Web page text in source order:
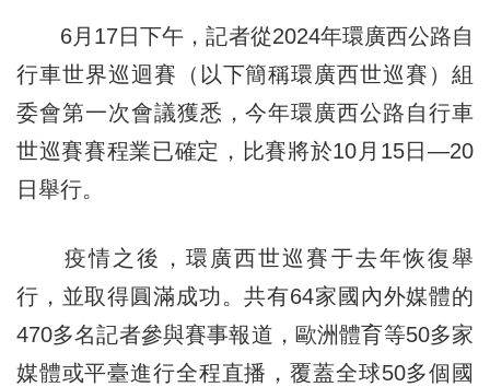
6月17日下午，記者從2024年環廣西公路自
行車世界巡迴賽（以下簡稱環廣西世巡賽）組
委會第一次會議獲悉，今年環廣西公路自行車
世巡賽賽程業已確定，比賽將於10月15日—20
日舉行。
疫情之後，環廣西世巡賽于去年恢復舉
行，並取得圓滿成功。共有64家國內外媒體的
470多名記者參與賽事報道，歐洲體育等50多家
媒體或平臺進行全程直播，覆蓋全球50多個國